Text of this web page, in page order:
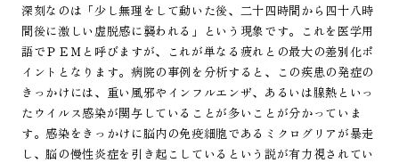
深刻なのは「少し無理をして動いた後、二十四時間から四十八時
間後に激しい虚脱感に襲われる」という現象です。これを医学用
語でＰＥＭと呼びますが、これが単なる疲れとの最大の差別化ポ
イントとなります。病院の事例を分析すると、この疾患の発症の
きっかけには、重い風邪やインフルエンザ、あるいは腺熱といっ
たウイルス感染が関与していることが多いことが分かっていま
す。感染をきっかけに脳内の免疫細胞であるミクログリアが暴走
し、脳の慢性炎症を引き起こしているという説が有力視されてい